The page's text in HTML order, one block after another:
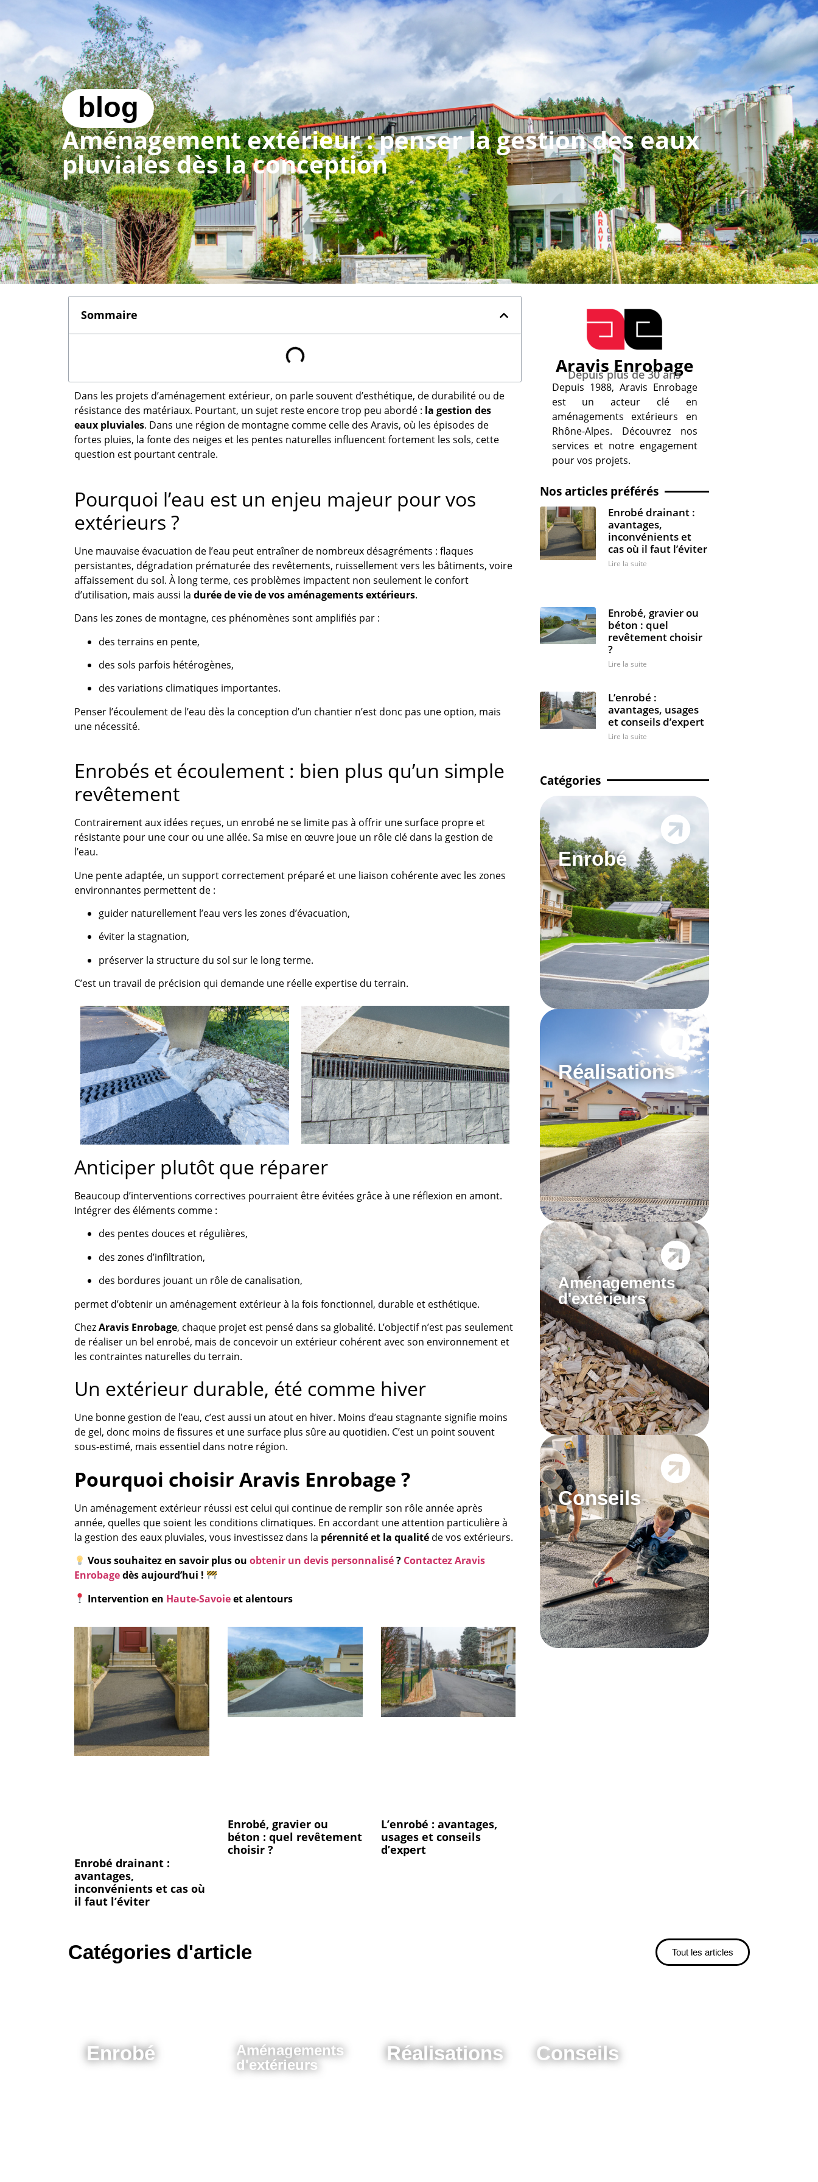
04 50 60 81 42 (Villaz) 04 28 38 53 22 (Seyssel) contact@ae74.com Devis gratuit
prestations réalisations solutions le groupe professionnels blog
blog
Aménagement extérieur : penser la gestion des eaux
pluviales dès la conception
Sommaire
Dans les projets d’aménagement extérieur, on parle souvent d’esthétique, de durabilité ou de
résistance des matériaux. Pourtant, un sujet reste encore trop peu abordé : la gestion des
eaux pluviales. Dans une région de montagne comme celle des Aravis, où les épisodes de
fortes pluies, la fonte des neiges et les pentes naturelles influencent fortement les sols, cette
question est pourtant centrale.
Pourquoi l’eau est un enjeu majeur pour vos
extérieurs ?
Une mauvaise évacuation de l’eau peut entraîner de nombreux désagréments : flaques
persistantes, dégradation prématurée des revêtements, ruissellement vers les bâtiments, voire
affaissement du sol. À long terme, ces problèmes impactent non seulement le confort
d’utilisation, mais aussi la durée de vie de vos aménagements extérieurs.
Dans les zones de montagne, ces phénomènes sont amplifiés par :
des terrains en pente,
des sols parfois hétérogènes,
des variations climatiques importantes.
Penser l’écoulement de l’eau dès la conception d’un chantier n’est donc pas une option, mais
une nécessité.
Enrobés et écoulement : bien plus qu’un simple
revêtement
Contrairement aux idées reçues, un enrobé ne se limite pas à offrir une surface propre et
résistante pour une cour ou une allée. Sa mise en œuvre joue un rôle clé dans la gestion de
l’eau.
Une pente adaptée, un support correctement préparé et une liaison cohérente avec les zones
environnantes permettent de :
guider naturellement l’eau vers les zones d’évacuation,
éviter la stagnation,
préserver la structure du sol sur le long terme.
C’est un travail de précision qui demande une réelle expertise du terrain.
Anticiper plutôt que réparer
Beaucoup d’interventions correctives pourraient être évitées grâce à une réflexion en amont.
Intégrer des éléments comme :
des pentes douces et régulières,
des zones d’infiltration,
des bordures jouant un rôle de canalisation,
permet d’obtenir un aménagement extérieur à la fois fonctionnel, durable et esthétique.
ChezAravis Enrobage, chaque projet est pensé dans sa globalité. L’objectif n’est pas seulement
de réaliser un bel enrobé, mais de concevoir un extérieur cohérent avec son environnement et
les contraintes naturelles du terrain.
Un extérieur durable, été comme hiver
Une bonne gestion de l’eau, c’est aussi un atout en hiver. Moins d’eau stagnante signifie moins
de gel, donc moins de fissures et une surface plus sûre au quotidien. C’est un point souvent
sous-estimé, mais essentiel dans notre région.
Pourquoi choisir Aravis Enrobage ?
Un aménagement extérieur réussi est celui qui continue de remplir son rôle année après
année, quelles que soient les conditions climatiques. En accordant une attention particulière à
la gestion des eaux pluviales, vous investissez dans la pérennité et la qualité de vos extérieurs.
Vous souhaitez en savoir plus ouobtenir un devis personnalisé? Contactez Aravis
Enrobagedès aujourd’hui !
Intervention en Haute-Savoieet alentours
Enrobé drainant :
avantages,
inconvénients et cas où
il faut l’éviter
Enrobé, gravier ou
béton : quel revêtement
choisir ?
L’enrobé : avantages,
usages et conseils
d’expert
Aravis Enrobage
Depuis plus de 30 ans
Depuis 1988, Aravis Enrobage
est un acteur clé en
aménagements extérieurs en
Rhône-Alpes. Découvrez nos
services et notre engagement
pour vos projets.
Nos articles préférés
Enrobé drainant :
avantages,
inconvénients et
cas où il faut l’éviter
Lire la suite
Enrobé, gravier ou
béton : quel
revêtement choisir
?
Lire la suite
L’enrobé :
avantages, usages
et conseils d’expert
Lire la suite
Catégories
Enrobé
Réalisations
Aménagements
d'extérieurs
Conseils
Catégories d'article Tout les articles
Enrobé
Aménagements
d'extérieurs
Réalisations Conseils